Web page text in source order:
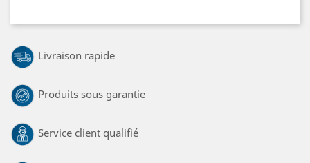
Livraison rapide
Produits sous garantie
Service client qualifié